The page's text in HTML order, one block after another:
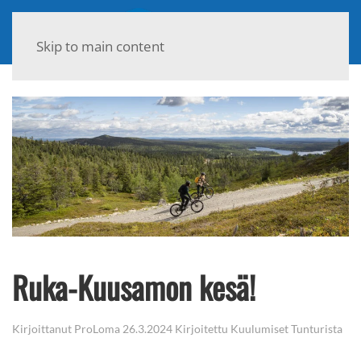
Skip to main content
Ruka-Kuusamon kesä!
Kirjoittanut ProLoma 26.3.2024 Kirjoitettu Kuulumiset Tunturista